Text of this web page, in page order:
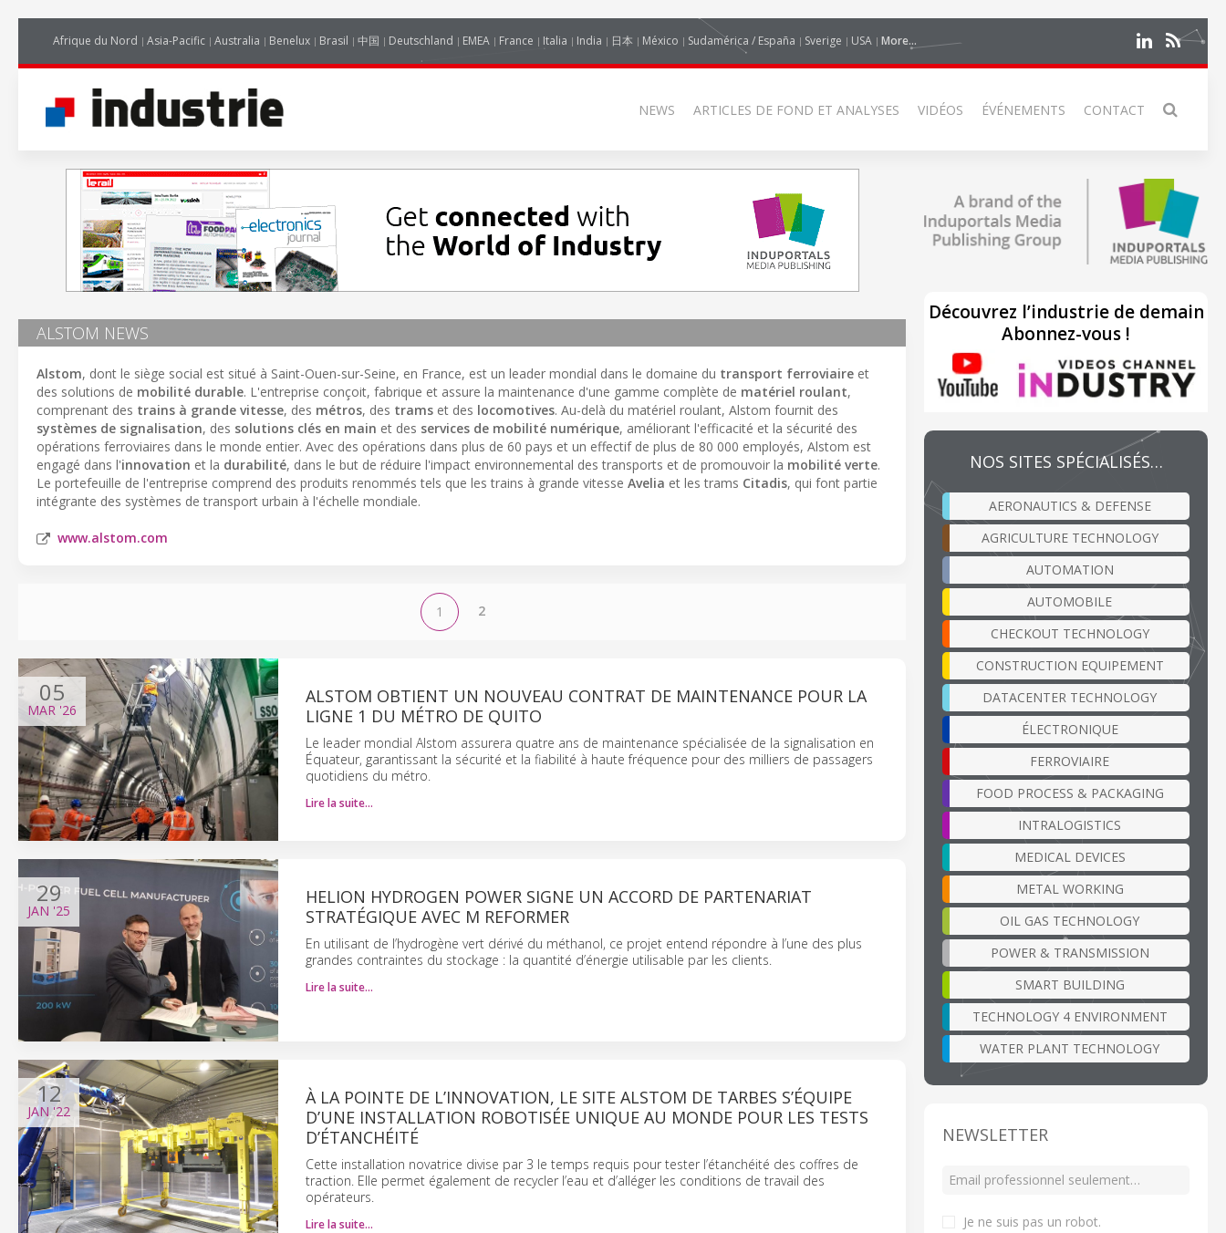
Afrique du Nord Asia-Pacific Australia Benelux Brasil 中国 Deutschland EMEA France Italia India 日本 México Sudamérica / España Sverige USA More...
NEWS ARTICLES DE FOND ET ANALYSES VIDÉOS ÉVÉNEMENTS CONTACT
ALSTOM NEWS
Alstom, dont le siège social est situé à Saint-Ouen-sur-Seine, en France, est un leader mondial dans le domaine du transport ferroviaire et
des solutions de mobilité durable. L'entreprise conçoit, fabrique et assure la maintenance d'une gamme complète de matériel roulant,
comprenant des trains à grande vitesse, des métros, des trams et des locomotives. Au-delà du matériel roulant, Alstom fournit des
systèmes de signalisation, des solutions clés en main et des services de mobilité numérique, améliorant l'efficacité et la sécurité des
opérations ferroviaires dans le monde entier. Avec des opérations dans plus de 60 pays et un effectif de plus de 80 000 employés, Alstom est
engagé dans l'innovation et la durabilité, dans le but de réduire l'impact environnemental des transports et de promouvoir la mobilité verte.
Le portefeuille de l'entreprise comprend des produits renommés tels que les trains à grande vitesse Avelia et les trams Citadis, qui font partie
intégrante des systèmes de transport urbain à l'échelle mondiale.
www.alstom.com
1 2
05
MAR '26
ALSTOM OBTIENT UN NOUVEAU CONTRAT DE MAINTENANCE POUR LA
LIGNE 1 DU MÉTRO DE QUITO
Le leader mondial Alstom assurera quatre ans de maintenance spécialisée de la signalisation en
Équateur, garantissant la sécurité et la fiabilité à haute fréquence pour des milliers de passagers
quotidiens du métro.
Lire la suite…
29
JAN '25
HELION HYDROGEN POWER SIGNE UN ACCORD DE PARTENARIAT
STRATÉGIQUE AVEC M REFORMER
En utilisant de l’hydrogène vert dérivé du méthanol, ce projet entend répondre à l’une des plus
grandes contraintes du stockage : la quantité d’énergie utilisable par les clients.
Lire la suite…
12
JAN'22
À LA POINTE DE L’INNOVATION, LE SITE ALSTOM DE TARBES S’ÉQUIPE
D’UNE INSTALLATION ROBOTISÉE UNIQUE AU MONDE POUR LES TESTS
D’ÉTANCHÉITÉ
Cette installation novatrice divise par 3 le temps requis pour tester l’étanchéité des coffres de
traction. Elle permet également de recycler l’eau et d’alléger les conditions de travail des
opérateurs.
Lire la suite…
Découvrez l’industrie de demain
Abonnez-vous !
NOS SITES SPÉCIALISÉS…
AERONAUTICS & DEFENSE
AGRICULTURE TECHNOLOGY
AUTOMATION
AUTOMOBILE
CHECKOUT TECHNOLOGY
CONSTRUCTION EQUIPEMENT
DATACENTER TECHNOLOGY
ÉLECTRONIQUE
FERROVIAIRE
FOOD PROCESS & PACKAGING
INTRALOGISTICS
MEDICAL DEVICES
METAL WORKING
OIL GAS TECHNOLOGY
POWER & TRANSMISSION
SMART BUILDING
TECHNOLOGY 4 ENVIRONMENT
WATER PLANT TECHNOLOGY
NEWSLETTER
Je ne suis pas un robot.